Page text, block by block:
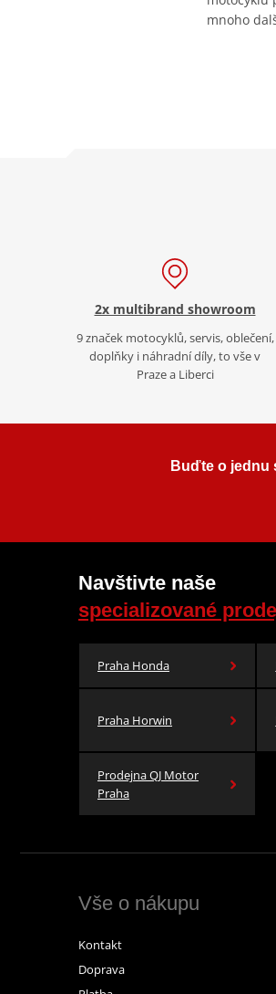
mnoho
2x multibrand showroom
9 značek motocyklů, servis, oblečení,
doplňky i náhradní díly, to vše v
Praze a Liberci
Buďte o jednu
Navštivte naše
specializované
Praha Honda
Praha Horwin
Prodejna QJ Motor
Praha
Vše o nákupu
Kontakt
Doprava